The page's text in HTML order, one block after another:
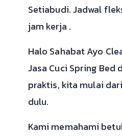
Setiabudi. Jadwal
jam kerja .
Halo Sahabat Ayo
Jasa Cuci Spring Bed
praktis, kita mulai
dulu.
Kami memahami